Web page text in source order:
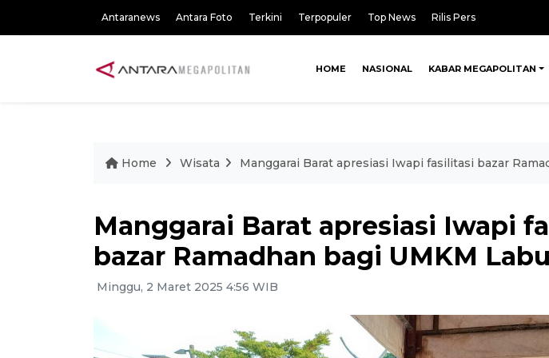
Antaranews Antara Foto Terkini Terpopuler Top News Rilis Pers
HOME NASIONAL KABAR MEGAPOLITAN
Home Wisata Manggarai Barat apresiasi Iwapi fasilitasi bazar
Manggarai Barat apresiasi Iwapi
bazar Ramadhan bagi UMKM
Minggu, 2 Maret 2025 4:56 WIB